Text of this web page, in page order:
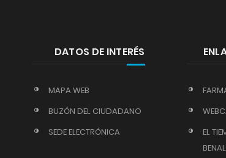
DATOS DE INTERÉS
MAPA WEB
BUZÓN DEL CIUDADANO
SEDE ELECTRÓNICA
EL